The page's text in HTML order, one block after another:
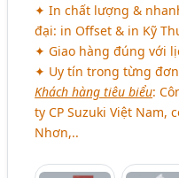
✦ In chất lượng &
đại: in Offset & in Kỹ
✦ Giao hàng đúng với
✦ Uy tín trong từng
Khách hàng tiêu biểu:
ty CP Suzuki Việt Nam,
Nhơn,..